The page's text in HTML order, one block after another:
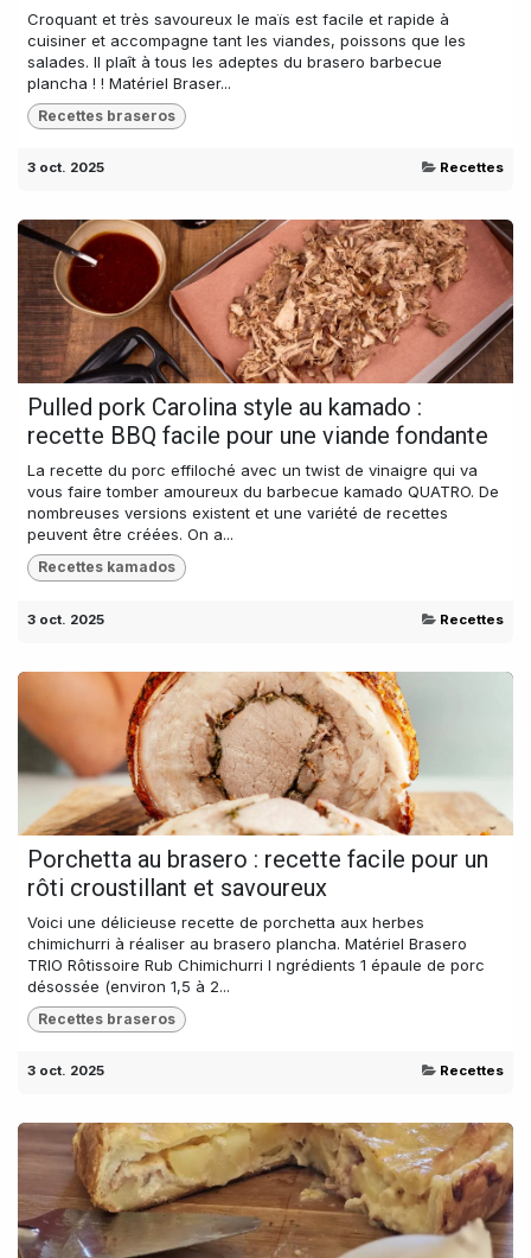
Croquant et très savoureux le maïs est facile et rapide à
cuisiner et accompagne tant les viandes, poissons que les
salades. Il plaît à tous les adeptes du brasero barbecue
plancha ! ! Matériel Braser...
Recettes braseros
3 oct. 2025 Recettes
Pulled pork Carolina style au kamado :
recette BBQ facile pour une viande fondante
La recette du porc effiloché avec un twist de vinaigre qui va
vous faire tomber amoureux du barbecue kamado QUATRO. De
nombreuses versions existent et une variété de recettes
peuvent être créées. On a...
Recettes kamados
3 oct. 2025 Recettes
Porchetta au brasero : recette facile pour un
rôti croustillant et savoureux
Voici une délicieuse recette de porchetta aux herbes
chimichurri à réaliser au brasero plancha. Matériel Brasero
TRIO Rôtissoire Rub Chimichurri I ngrédients 1 épaule de porc
désossée (environ 1,5 à 2...
Recettes braseros
3 oct. 2025 Recettes